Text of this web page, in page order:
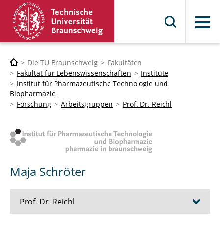
Menü
Die TU Braunschweig
Fakultäten
Fakultät für Lebenswissenschaften
Institute
Institut für Pharmazeutische Technologie und
Biopharmazie
Forschung
Arbeitsgruppen Prof. Dr. Reichl
Maja Schröter
Prof. Dr. Reichl